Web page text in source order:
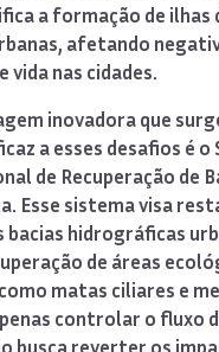
a formação de ilhas
afetando
vida nas cidades.
inovadora que
a esses desafios é o
de Recuperação de
Esse sistema visa
hidrográficas
de áreas
matas ciliares e
controlar o fluxo
busca reverter os